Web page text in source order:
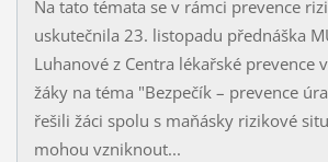
Na tato témata se v rámci prevence
uskutečnila 23. listopadu přednáška
Luhanové z Centra lékařské prevence
žáky na téma "Bezpečík – prevence
řešili žáci spolu s maňásky rizikové
mohou vzniknout...